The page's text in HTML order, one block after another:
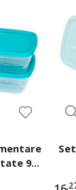
900